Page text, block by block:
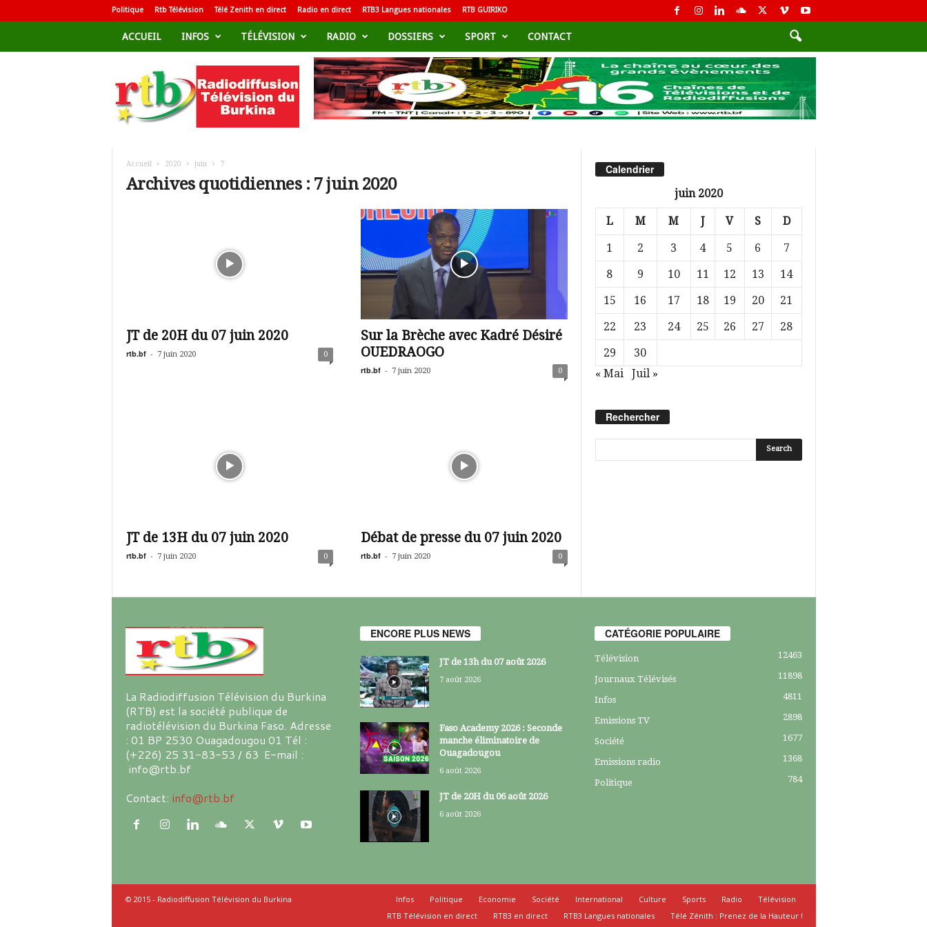
Politique Rtb Télévision Télé Zenith en direct Radio en direct RTB3 Langues nationales RTB GUIRIKO
ACCUEIL INFOS TÉLÉVISION RADIO DOSSIERS SPORT CONTACT
d
i
Accueil 2020 juin 7
Archives quotidiennes : 7 juin 2020
JT de 20H du 07 juin 2020
rtb.bf - 7 juin 2020 0
Sur la Brèche avec Kadré Désiré
OUEDRAOGO
rtb.bf - 7 juin 2020 0
JT de 13H du 07 juin 2020
rtb.bf - 7 juin 2020 0
Débat de presse du 07 juin 2020
rtb.bf - 7 juin 2020 0
Calendrier
juin 2020
L M M J V S D
1 2 3 4 5 6
7
8
9 10 11 12 13
14
15
16 17 18 19 20
21
22
23 24 25 26 27
28
29
30
« Mai
Juil »
Rechercher
La Radiodiffusion Télévision du Burkina
(RTB) est la société publique de
radiotélévision du Burkina Faso. Adresse
: 01 BP 2530 Ouagadougou 01 Tél :
(+226) 25 31-83-53 / 63 E-mail :
info@rtb.bf
Contact: info@rtb.bf
ENCORE PLUS NEWS
JT de 13h du 07 août 2026
7 août 2026
Faso Academy 2026 : Seconde
manche éliminatoire de
Ouagadougou
6 août 2026
JT de 20H du 06 août 2026
6 août 2026
CATÉGORIE POPULAIRE
Télévision 12463
Journaux Télévisés 11898
Infos 4811
Emissions TV 2898
Société 1677
Emissions radio 1368
Politique 784
Infos Politique Economie Société International Culture Sports Radio
Télévision
RTB Télévision en direct
RTB3 en direct RTB3 Langues nationales Télé Zénith : Prenez de la Hauteur !
© 2015 - Radiodiffusion Télévision du Burkina